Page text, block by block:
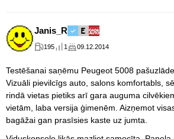
Janis_R
195 1 09.12.2014
Testēšanai saņēmu Peugeot 5008
Vizuāli pievilcīgs auto, salons komfortabls,
rindā vietas pietiks arī gara auguma
vietām, laba versija ģimenēm. Aizņemot
bagāžai gan prasīsies kaste uz jumta.